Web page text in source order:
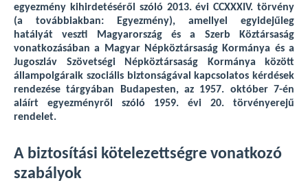
egyezmény kihirdetéséről szóló 2013. évi CCXXXIV. törvény
(a továbbiakban: Egyezmény), amellyel egyidejűleg
hatályát veszti Magyarország és a Szerb Köztársaság
vonatkozásában a Magyar Népköztársaság Kormánya és a
Jugoszláv Szövetségi Népköztársaság Kormánya között
állampolgáraik szociális biztonságával kapcsolatos kérdések
rendezése tárgyában Budapesten, az 1957. október 7-én
aláírt egyezményről szóló 1959. évi 20. törvényerejű
rendelet.
A biztosítási kötelezettségre vonatkozó
szabályok